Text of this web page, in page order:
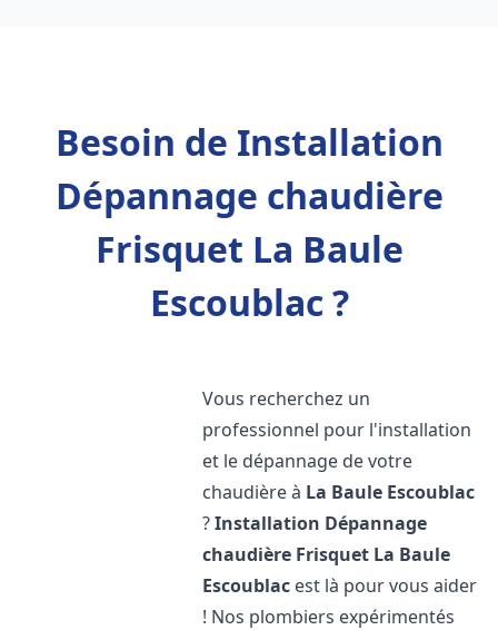
Besoin de Installation
Dépannage chaudière
Frisquet La Baule
Escoublac ?
Vous recherchez un
professionnel pour l'installation
et le dépannage de votre
chaudière à La Baule Escoublac
?Installation Dépannage
chaudière Frisquet La Baule
Escoublac est là pour vous aider
! Nos plombiers expérimentés